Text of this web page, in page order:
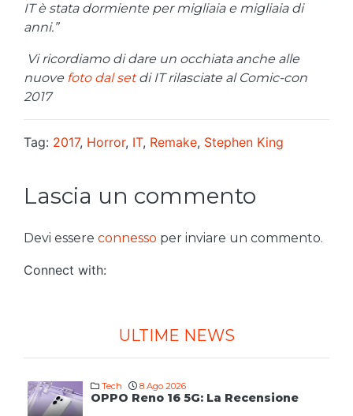
IT è stata dormiente per migliaia e migliaia di
anni.”
Vi ricordiamo di dare un occhiata anche alle
nuove foto dal setdi IT rilasciate al Comic-con
2017
Tag: 2017, Horror, IT, Remake, Stephen King
Lascia un commento
Devi essere connesso per inviare un commento.
Connect with:
ULTIME NEWS
Tech 8 Ago 2026
OPPO Reno 16 5G: La Recensione